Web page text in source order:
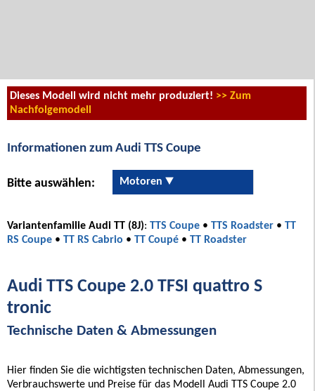
Dieses Modell wird nicht mehr produziert! >> Zum
Nachfolgemodell
Informationen zum Audi TTS Coupe
Bitte auswählen: Motoren
Variantenfamilie Audi TT (8J): TTS Coupe • TTS Roadster • TT
RS Coupe • TT RS Cabrio • TT Coupé • TT Roadster
Audi TTS Coupe 2.0 TFSI quattro S
tronic
Technische Daten & Abmessungen
Hier finden Sie die wichtigsten technischen Daten, Abmessungen,
Verbrauchswerte und Preise für das Modell Audi TTS Coupe 2.0